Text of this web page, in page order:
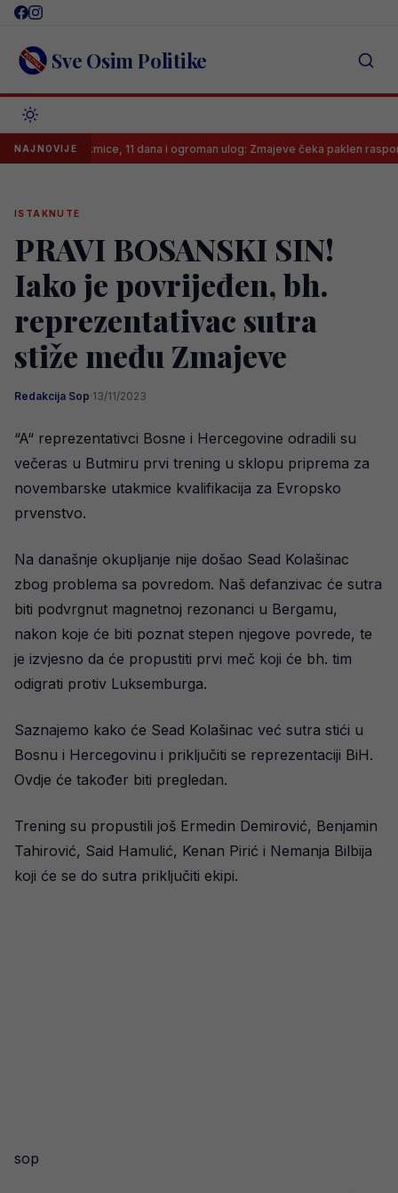
Skip
content Sve Osim Politike
NAJNOVIJE
utakmice, 11 dana i ogroman ulog: Zmajeve čeka paklen raspored
ISTAKNUTE
PRAVI BOSANSKI SIN!
Iako je povrijeđen, bh.
reprezentativac sutra
stiže među Zmajeve
Redakcija Sop·13/11/2023
“A“ reprezentativci Bosne i Hercegovine odradili su
večeras u Butmiru prvi trening u sklopu priprema za
novembarske utakmice kvalifikacija za Evropsko
prvenstvo.
Na današnje okupljanje nije došao Sead Kolašinac
zbog problema sa povredom. Naš defanzivac će sutra
biti podvrgnut magnetnoj rezonanci u Bergamu,
nakon koje će biti poznat stepen njegove povrede, te
je izvjesno da će propustiti prvi meč koji će bh. tim
odigrati protiv Luksemburga.
Saznajemo kako će Sead Kolašinac već sutra stići u
Bosnu i Hercegovinu i priključiti se reprezentaciji BiH.
Ovdje će također biti pregledan.
Trening su propustili još Ermedin Demirović, Benjamin
Tahirović, Said Hamulić, Kenan Pirić i Nemanja Bilbija
koji će se do sutra priključiti ekipi.
sop